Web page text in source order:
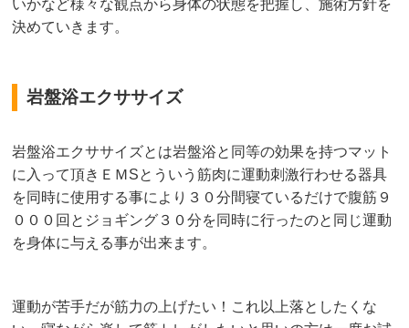
いかなど様々な観点から身体の状態を把握し、施術方針を
決めていきます。
岩盤浴エクササイズ
岩盤浴エクササイズとは岩盤浴と同等の効果を持つマット
に入って頂きＥＭSとういう筋肉に運動刺激行わせる器具
を同時に使用する事により３０分間寝ているだけで腹筋９
０００回とジョギング３０分を同時に行ったのと同じ運動
を身体に与える事が出来ます。
運動が苦手だが筋力の上げたい！これ以上落としたくな